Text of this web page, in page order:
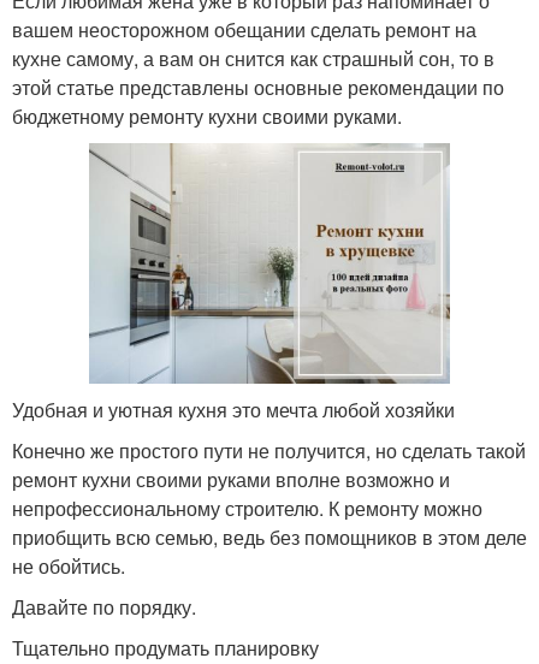
вашем неосторожном обещании сделать ремонт на
кухне самому, а вам он снится как страшный сон, то в
этой статье представлены основные рекомендации по
бюджетному ремонту кухни своими руками.
Удобная и уютная кухня это мечта любой хозяйки
Конечно же простого пути не получится, но сделать такой
ремонт кухни своими руками вполне возможно и
непрофессиональному строителю. К ремонту можно
приобщить всю семью, ведь без помощников в этом деле
не обойтись.
Давайте по порядку.
Тщательно продумать планировку